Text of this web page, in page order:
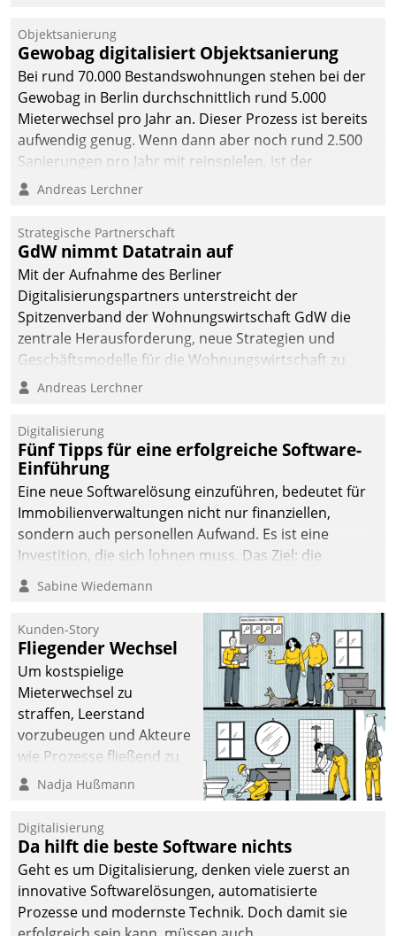
Objektsanierung
Gewobag digitalisiert Objektsanierung
Bei rund 70.000 Bestandswohnungen stehen bei der
Gewobag in Berlin durchschnittlich rund 5.000
Mieterwechsel pro Jahr an. Dieser Prozess ist bereits
aufwendig genug. Wenn dann aber noch rund 2.500
Sanierungen pro Jahr mit reinspielen, ist der
Betreuungs- und Organisationsaufwand immens. Im
kommunale Wohnungsbauunternehmen daher
gemeinsam mit der Berliner Datatrain GmbH den
Teilprozess der Objektsanierung digitalisiert.
Andreas Lerchner
Strategische Partnerschaft
GdW nimmt Datatrain auf
Mit der Aufnahme des Berliner
Digitalisierungspartners unterstreicht der
Spitzenverband der Wohnungswirtschaft GdW die
zentrale Herausforderung, neue Strategien und
Geschäftsmodelle für die Wohnungswirtschaft zu
entwickeln.
Andreas Lerchner
Digitalisierung
Fünf Tipps für eine erfolgreiche Software-
Einführung
Eine neue Softwarelösung einzuführen, bedeutet für
Immobilienverwaltungen nicht nur finanziellen,
sondern auch personellen Aufwand. Es ist eine
Investition, die sich lohnen muss. Das Ziel: die
nachhaltige Optimierung der Geschäftsabläufe. Damit
dieses Ziel erreicht wird, sollten einige Grundregeln
Sabine Wiedemann
Kunden-Story
Fliegender Wechsel
Um kostspielige
Mieterwechsel zu
straffen, Leerstand
vorzubeugen und Akteure
wie Prozesse fließend zu
vernetzen, nutzt die
Jahresbeginn eine
Überblick, Einsicht und
Eingriff bietende Lösung.
Zur Entwicklung setzte
man auf
Cloudtechnologie,
Nadja Hußmann
Digitalisierung
Da hilft die beste Software nichts
Geht es um Digitalisierung, denken viele zuerst an
innovative Softwarelösungen, automatisierte
Prozesse und modernste Technik. Doch damit sie